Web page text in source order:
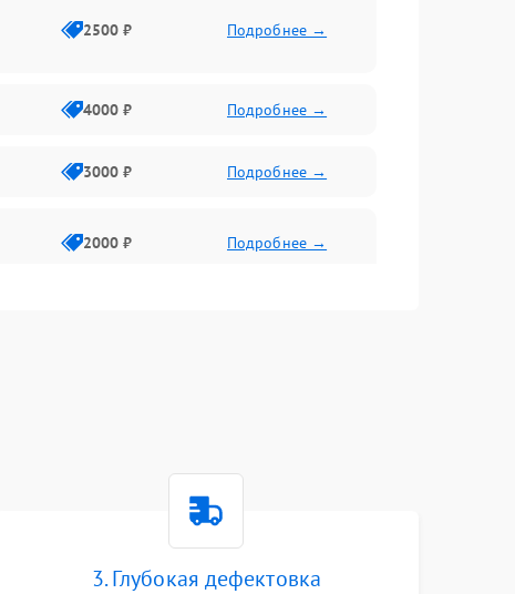
2500 ₽ Подробнее →
4000 ₽ Подробнее →
3000 ₽ Подробнее →
2000 ₽ Подробнее →
3. Глубокая дефектовка